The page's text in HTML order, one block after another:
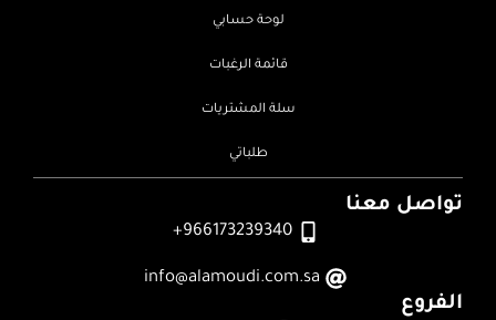
لوحة حسابي
قائمة الرغبات
سلة المشتريات
طلباتي
تواصل معنا
966173239340+
info@alamoudi.com.sa
الفروع